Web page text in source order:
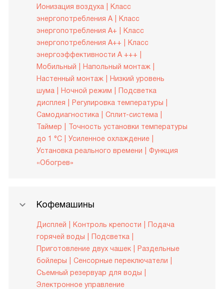
Ионизация воздуха
Класс
энергопотребления A
Класс
энергопотребления A+
Класс
энергопотребления A++
Класс
энергоэффективности A +++
Мобильный
Напольный монтаж
Настенный монтаж
Низкий уровень
шума
Ночной режим
Подсветка
дисплея
Регулировка температуры
Самодиагностика
Сплит-система
Таймер
Точность установки температуры
до 1 °С
Усиленное охлаждение
Установка реального времени
Функция
«Обогрев»
Кофемашины
Дисплей Контроль крепости
Подача
горячей воды
Подсветка
Приготовление двух чашек
Раздельные
бойлеры
Сенсорные переключатели
Съемный резервуар для воды
Электронное управление